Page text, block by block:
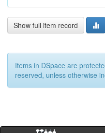
Show full item record
Items in DSpace are
reserved, unless otherwise